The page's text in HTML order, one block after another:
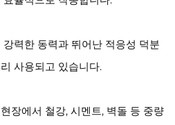
력한 동력과 뛰어난 적응성 덕분
사용되고 있습니다.
장에서 철강, 시멘트, 벽돌 등 중량